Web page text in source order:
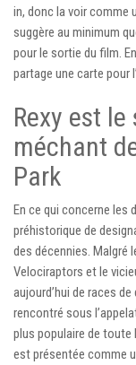
in, donc la voir comme
suggère au minimum
pour le sortie du film.
partage une carte pour
Rexy est
méchant
Park
En ce qui concerne les
préhistorique de
des décennies. Malgré
Velociraptors et le
aujourd’hui de races
rencontré sous
plus populaire de toute
est présentée comme